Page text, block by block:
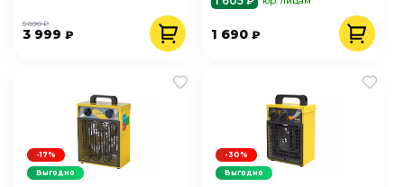
3 999 ₽
5 890 ₽
1 690₽
-17%
Выгодно
-30%
Выгодно